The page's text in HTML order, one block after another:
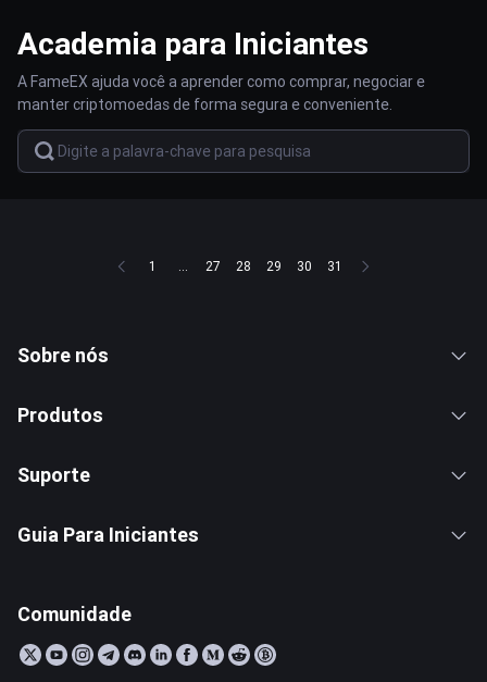
Academia para Iniciantes
A FameEX ajuda você a aprender como comprar, negociar e
manter criptomoedas de forma segura e conveniente.
1 ... 27 28 29 30 31
Sobre nós
Produtos
Suporte
Guia Para Iniciantes
Comunidade